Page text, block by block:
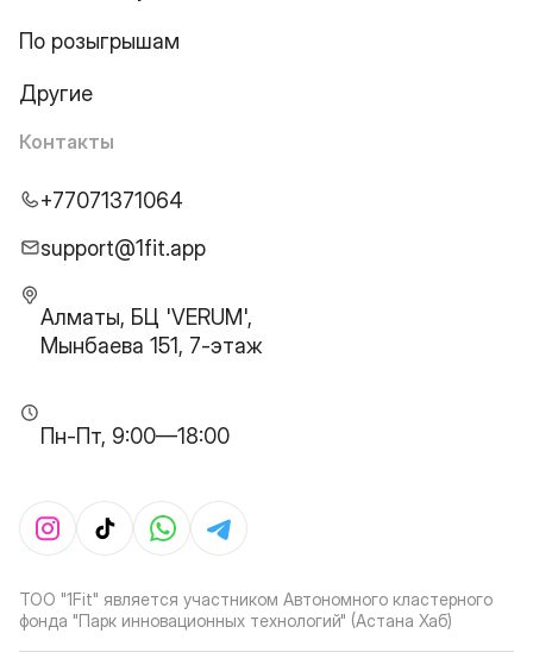
По розыгрышам
Другие
Контакты
+77071371064
support@1fit.app
Алматы, БЦ 'VERUM',
Мынбаева 151, 7-этаж
Пн-Пт, 9:00—18:00
ТОО "1Fit" является участником Автономного кластерного
фонда "Парк инновационных технологий" (Астана Хаб)